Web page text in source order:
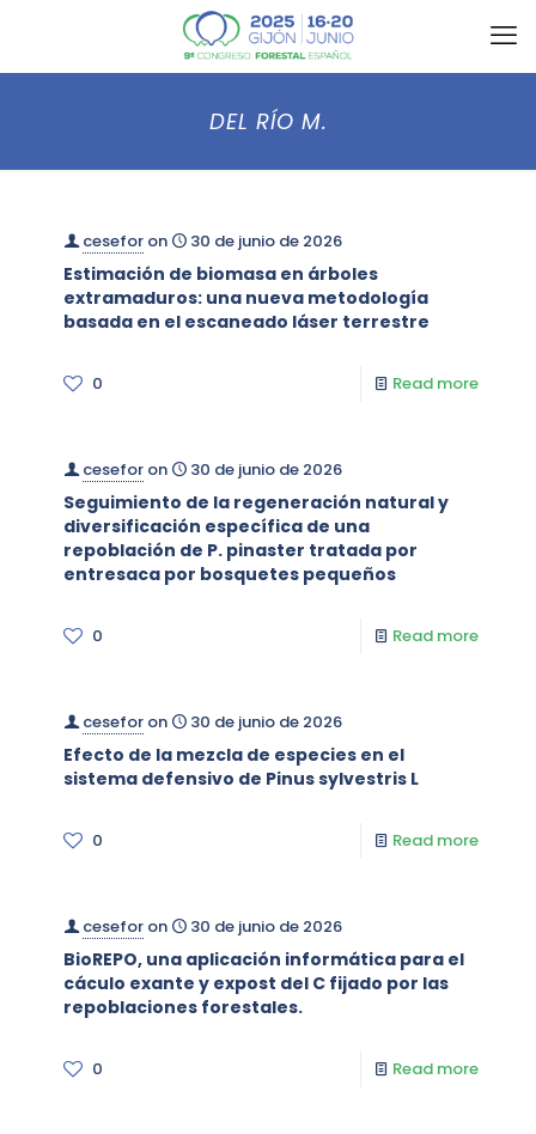
DEL RÍO M.
cesefor on 30 de junio de 2026
Estimación de biomasa en árboles
extramaduros: una nueva metodología
basada en el escaneado láser terrestre
0 Read more
cesefor on 30 de junio de 2026
Seguimiento de la regeneración natural y
diversificación específica de una
repoblación de P. pinaster tratada por
entresaca por bosquetes pequeños
0 Read more
cesefor on 30 de junio de 2026
Efecto de la mezcla de especies en el
sistema defensivo de Pinus sylvestris L
0 Read more
cesefor on 30 de junio de 2026
BioREPO, una aplicación informática para el
cáculo exante y expost del C fijado por las
repoblaciones forestales.
0 Read more